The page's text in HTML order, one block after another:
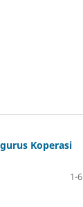
Koperasi
1-6